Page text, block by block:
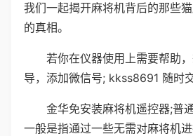
我们一起揭开麻将机背后的那些
的真相。
若你在仪器使用上需要帮助
导，添加微信号; kkss8691 随时交
金华免安装麻将机遥控器;普
一般是指通过一些无需对麻将机